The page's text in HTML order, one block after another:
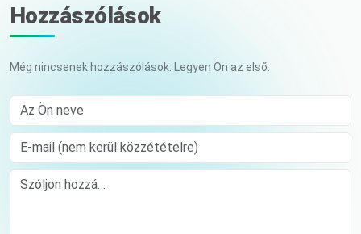
Hozzászólások
Még nincsenek hozzászólások. Legyen Ön az első.
Az Ön neve
E-mail (nem kerül közzétételre)
Comment